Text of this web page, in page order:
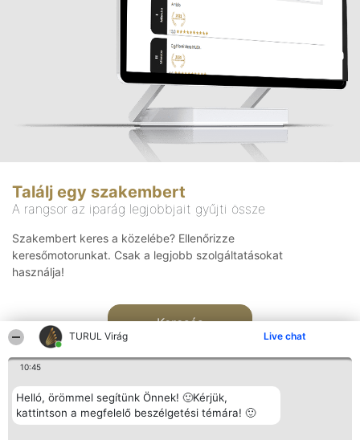
TURUL Virág Live chat
10:45
Helló, örömmel segítünk Önnek! 🙂Kérjük,
kattintson a megfelelő beszélgetési témára! 🙂
Találj egy szakembert
A rangsor az iparág legjobbjait gyűjti össze
Szakembert keres a közelébe? Ellenőrizze
keresőmotorunkat. Csak a legjobb szolgáltatásokat
használja!
Keresés